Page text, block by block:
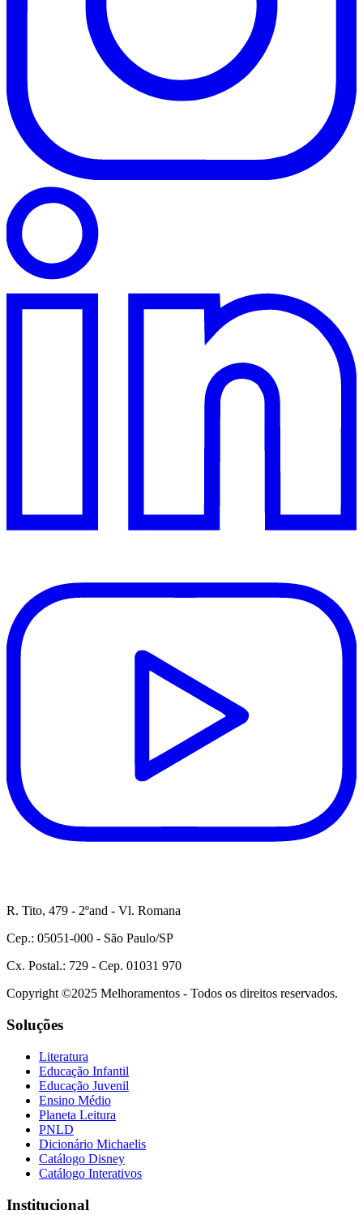
R. Tito, 479 - 2ºand - Vl. Romana
Cep.: 05051-000 - São Paulo/SP
Cx. Postal.: 729 - Cep. 01031 970
Copyright ©2025 Melhoramentos - Todos os direitos reservados.
Soluções
Literatura
Educação Infantil
Educação Juvenil
Ensino Médio
Planeta Leitura
PNLD
Dicionário Michaelis
Catálogo Disney
Catálogo Interativos
Institucional